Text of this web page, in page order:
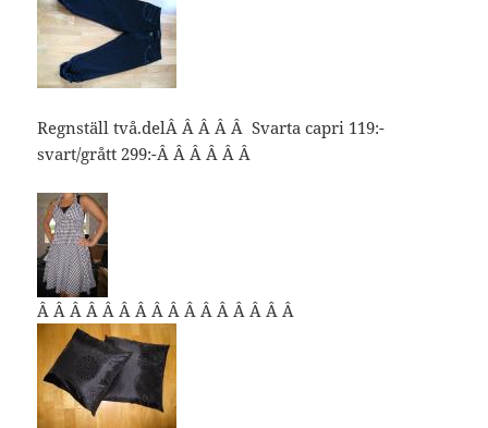
Regnställ två.delÂ Â Â Â Â Svarta capri 119:-
svart/grått 299:-Â Â Â Â Â Â
Â Â Â Â Â Â Â Â Â Â Â Â Â Â Â Â